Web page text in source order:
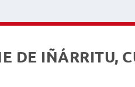
DE IÑÁRRITU,